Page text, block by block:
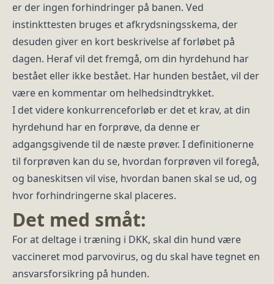
er der ingen forhindringer på banen. Ved
instinkttesten bruges et afkrydsningsskema, der
desuden giver en kort beskrivelse af forløbet på
dagen. Heraf vil det fremgå, om din hyrdehund har
bestået eller ikke bestået. Har hunden bestået, vil der
være en kommentar om helhedsindtrykket.
I det videre konkurrenceforløb er det et krav, at din
hyrdehund har en forprøve, da denne er
adgangsgivende til de næste prøver. I definitionerne
til forprøven kan du se, hvordan forprøven vil foregå,
og baneskitsen vil vise, hvordan banen skal se ud, og
hvor forhindringerne skal placeres.
Det med småt:
For at deltage i træning i DKK, skal din hund være
vaccineret mod parvovirus, og du skal have tegnet en
ansvarsforsikring på hunden.